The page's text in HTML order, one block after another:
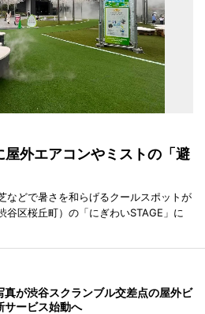
外エアコンやミストの「避
などで暑さを和らげるクールスポットが
谷区桜丘町）の「にぎわいSTAGE」に
真が渋谷スクランブル交差点の屋外ビ
ービス始動へ